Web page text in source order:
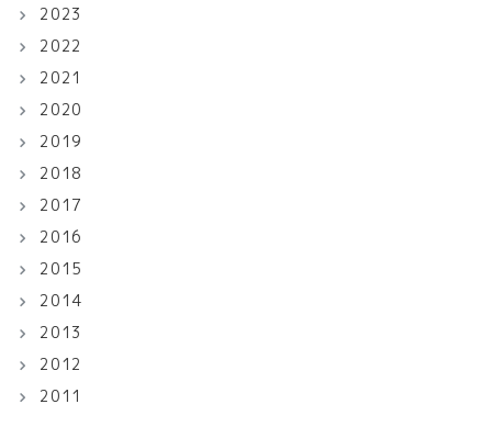
2023
2022
2021
2020
2019
2018
2017
2016
2015
2014
2013
2012
2011